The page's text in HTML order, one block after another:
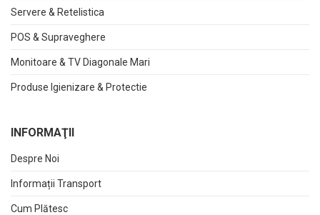
Servere & Retelistica
POS & Supraveghere
Monitoare & TV Diagonale Mari
Produse Igienizare & Protectie
INFORMAŢII
Despre Noi
Informații Transport
Cum Plătesc